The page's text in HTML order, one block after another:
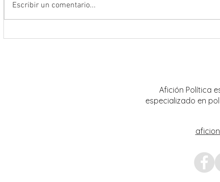
Escribir un comentario...
Afición Política
especializado en